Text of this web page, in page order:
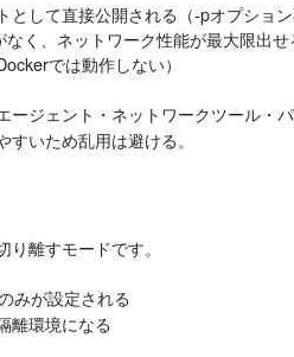
として直接公開される（-pオプション
く、ネットワーク性能が最大限出せ
では動作しない）
ージェント・ネットワークツール・
いため乱用は避ける。
離すモードです。
みが設定される
離環境になる